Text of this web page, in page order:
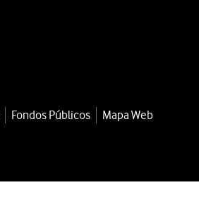
Fondos Públicos
Mapa Web